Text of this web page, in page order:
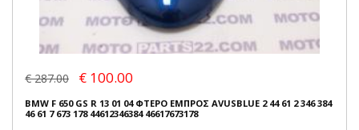
€ 287.00 € 100.00
BMW F 650 GS R 13 01 04 ΦΤΕΡΟ ΕΜΠΡΟΣ AVUSBLUE 2 44 61 2 346 384
46 61 7 673 178 44612346384 46617673178